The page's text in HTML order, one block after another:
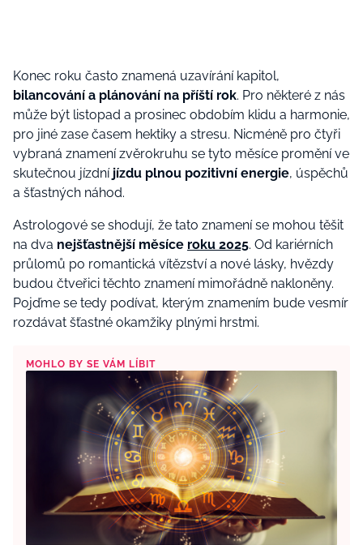
Konec roku často znamená uzavírání kapitol,
bilancování a plánování na příští rok. Pro některé z nás
může být listopad a prosinec obdobím klidu a harmonie,
pro jiné zase časem hektiky a stresu. Nicméně pro čtyři
vybraná znamení zvěrokruhu se tyto měsíce promění ve
skutečnou jízdní jízdu plnou pozitivní energie, úspěchů
a šťastných náhod.
Astrologové se shodují, že tato znamení se mohou těšit
na dva nejšťastnější měsíce roku 2025. Od kariérních
průlomů po romantická vítězství a nové lásky, hvězdy
budou čtveřici těchto znamení mimořádně nakloněny.
Pojďme se tedy podívat, kterým znamením bude vesmír
rozdávat šťastné okamžiky plnými hrstmi.
MOHLO BY SE VÁM LÍBIT